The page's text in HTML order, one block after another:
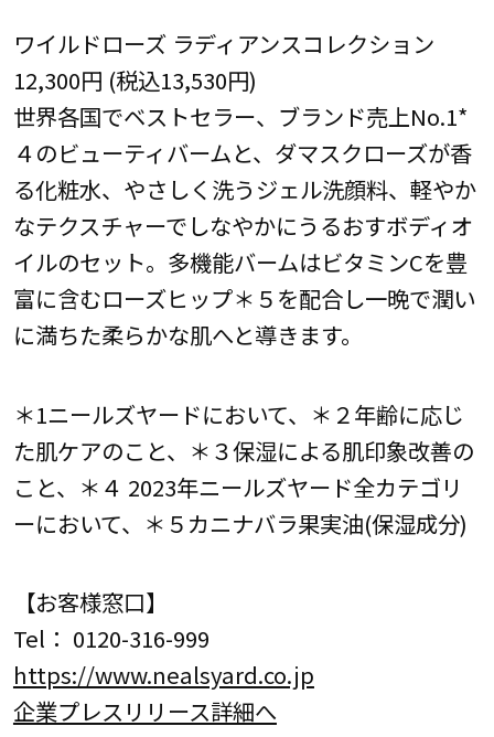
ワイルドローズ ラディアンスコレクション
12,300円 (税込13,530円)
世界各国でベストセラー、ブランド売上No.1*
４のビューティバームと、ダマスクローズが香
る化粧水、やさしく洗うジェル洗顔料、軽やか
なテクスチャーでしなやかにうるおすボディオ
イルのセット。多機能バームはビタミンCを豊
富に含むローズヒップ＊５を配合し一晩で潤い
に満ちた柔らかな肌へと導きます。
＊1ニールズヤードにおいて、＊２年齢に応じ
た肌ケアのこと、＊３保湿による肌印象改善の
こと、＊４ 2023年ニールズヤード全カテゴリ
ーにおいて、＊５カニナバラ果実油(保湿成分)
【お客様窓口】
Tel： 0120-316-999
https://www.nealsyard.co.jp
企業プレスリリース詳細へ